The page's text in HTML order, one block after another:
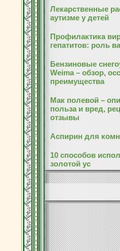
Лекарственные
аутизме у детей
Профилактика
гепатитов: роль
Бензиновые
Weima – обзор,
преимущества
Мак полевой –
польза и вред,
отзывы
Аспирин для
10 способов
золотой ус